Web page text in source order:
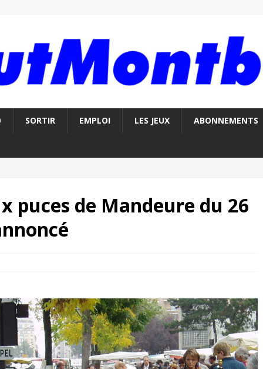
SORTIR EMPLOI LES JEUX ABONNEMENTS
puces de Mandeure du 26